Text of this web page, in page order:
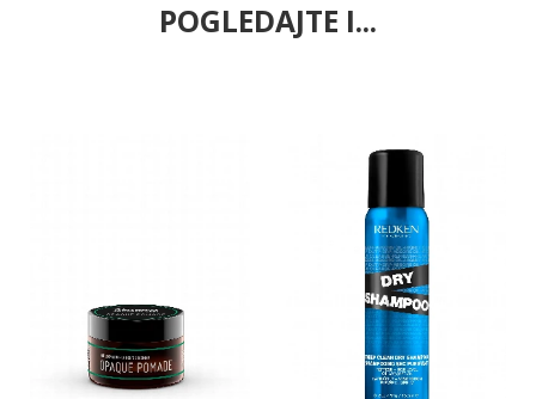
POGLEDAJTE I...